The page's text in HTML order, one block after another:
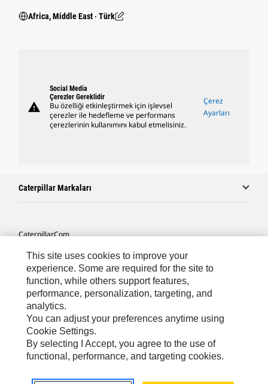
Africa, Middle East ‧ Türk
warning
Social Media
Çerezler Gereklidir
Bu özelliği etkinleştirmek için işlevsel
çerezler ile hedefleme ve performans
çerezlerinin kullanımını kabul etmelisiniz.
Çerez
Ayarları
Caterpillar Markaları
Caterpillar.com
Caterpillar Müşteri Hizmetleri Ve Iletişim
Site Haritası
Cookie Settings
Yasal
Gizlilik
This site uses cookies to improve your
experience. Some are required for the site to
function, while others support features,
performance, personalization, targeting, and
analytics.
You can adjust your preferences anytime using
Cookie Settings.
By selecting I Accept, you agree to the use of
functional, performance, and targeting cookies.